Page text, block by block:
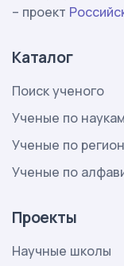
– проект
Каталог
Поиск ученого
Ученые по наукам
Ученые по
Ученые по
Проекты
Научные школы